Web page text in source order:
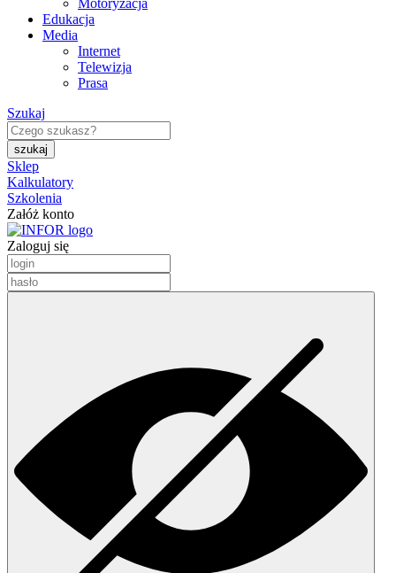
Motoryzacja
Edukacja
Media
Internet
Telewizja
Prasa
Szukaj
Sklep
Kalkulatory
Szkolenia
Załóż konto
Zaloguj się